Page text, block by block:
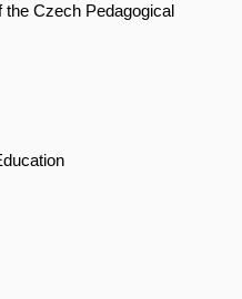
the Czech Pedagogical